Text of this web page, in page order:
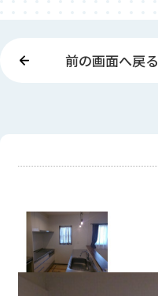
前の画面へ戻る